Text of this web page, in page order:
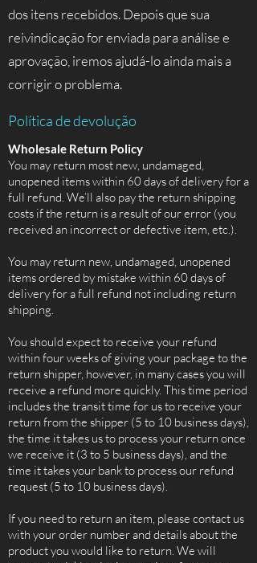
dos itens recebidos. Depois que sua
reivindicação for enviada para análise e
aprovação, iremos ajudá-lo ainda mais a
corrigir o problema.
Política de devolução
Wholesale Return Policy
You may return most new, undamaged,
unopened items within 60 days of delivery for a
full refund. We’ll also pay the return shipping
costs if the return is a result of our error (you
received an incorrect or defective item, etc.).
You may return new, undamaged, unopened
items ordered by mistake within 60 days of
delivery for a full refund not including return
shipping.
You should expect to receive your refund
within four weeks of giving your package to the
return shipper, however, in many cases you will
receive a refund more quickly. This time period
includes the transit time for us to receive your
return from the shipper (5 to 10 business days),
the time it takes us to process your return once
we receive it (3 to 5 business days), and the
time it takes your bank to process our refund
request (5 to 10 business days).
If you need to return an item, please contact us
with your order number and details about the
product you would like to return. We will